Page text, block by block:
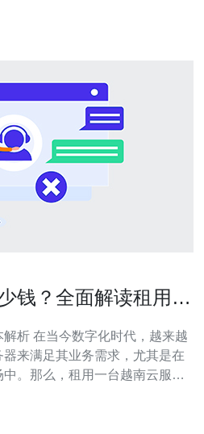
钱？全面解读租用成
，越来越
来满足其业务需求，尤其是在
。那么，租用一台越南云服务
是我们对越南云